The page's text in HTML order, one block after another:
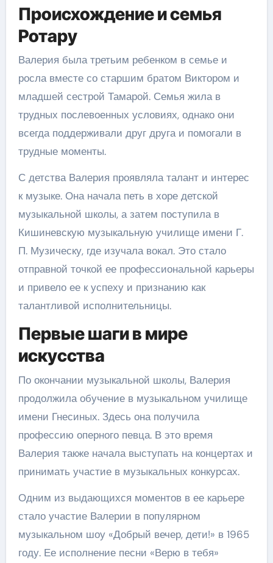
Происхождение и семья
Ротару
Валерия была третьим ребенком в семье и
росла вместе со старшим братом Виктором и
младшей сестрой Тамарой. Семья жила в
трудных послевоенных условиях, однако они
всегда поддерживали друг друга и помогали в
трудные моменты.
С детства Валерия проявляла талант и интерес
к музыке. Она начала петь в хоре детской
музыкальной школы, а затем поступила в
Кишиневскую музыкальную училище имени Г.
П. Музическу, где изучала вокал. Это стало
отправной точкой ее профессиональной карьеры
и привело ее к успеху и признанию как
талантливой исполнительницы.
Первые шаги в мире
искусства
По окончании музыкальной школы, Валерия
продолжила обучение в музыкальном училище
имени Гнесиных. Здесь она получила
профессию оперного певца. В это время
Валерия также начала выступать на концертах и
принимать участие в музыкальных конкурсах.
Одним из выдающихся моментов в ее карьере
стало участие Валерии в популярном
музыкальном шоу «Добрый вечер, дети!» в 1965
году. Ее исполнение песни «Верю в тебя»